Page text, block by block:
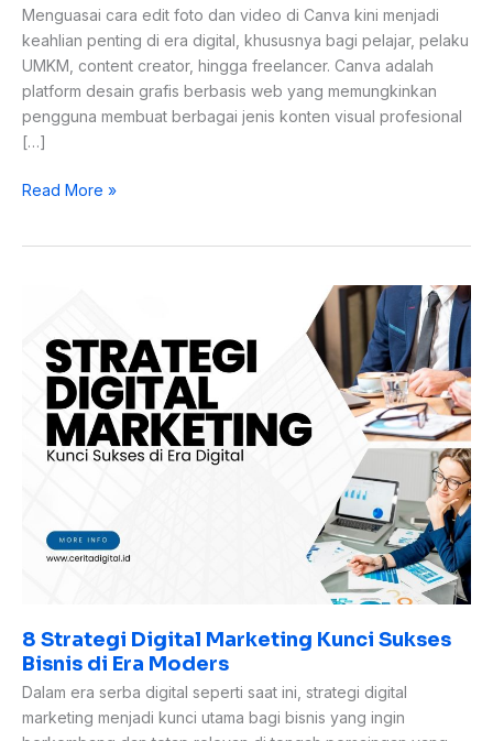
Menguasai cara edit foto dan video di Canva kini menjadi
keahlian penting di era digital, khususnya bagi pelajar, pelaku
UMKM, content creator, hingga freelancer. Canva adalah
platform desain grafis berbasis web yang memungkinkan
pengguna membuat berbagai jenis konten visual profesional
[…]
Lebih
Menarik
Read More »
8 Strategi Digital Marketing Kunci Sukses
Bisnis di Era Moders
Dalam era serba digital seperti saat ini, strategi digital
marketing menjadi kunci utama bagi bisnis yang ingin
Digital
Marketing
Kunci
Sukses
Bisnis